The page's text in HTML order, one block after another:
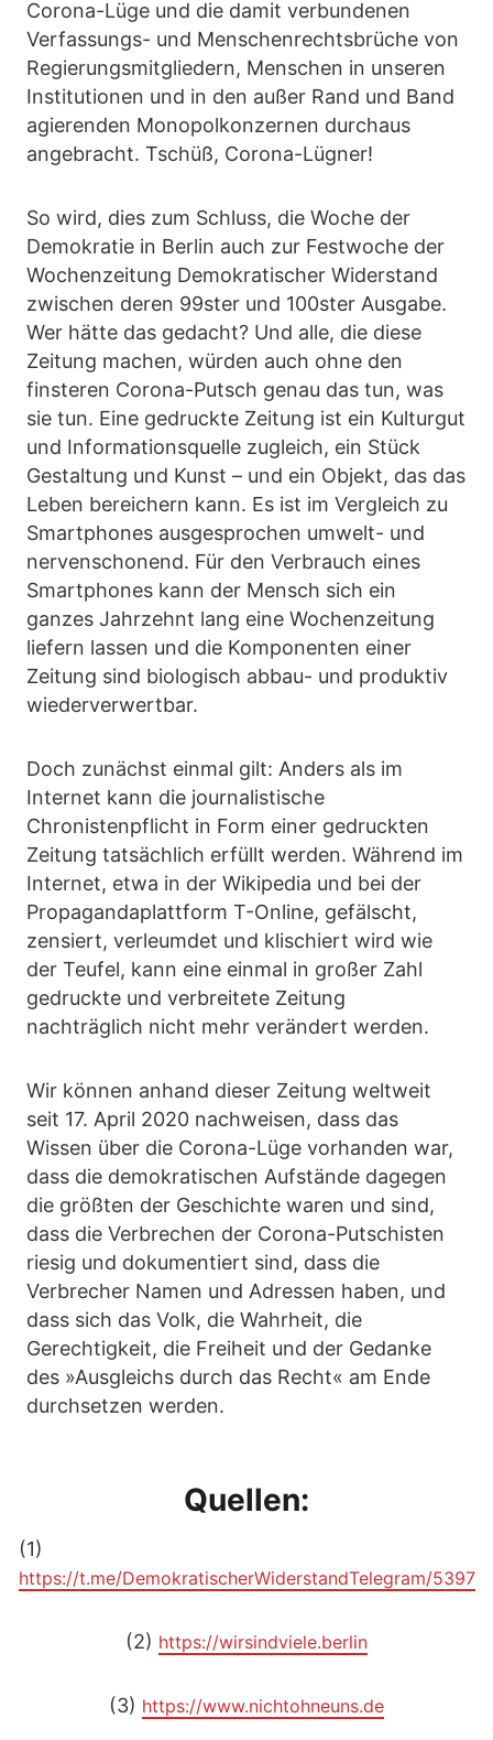
Corona-Lüge und die damit verbundenen
Verfassungs- und Menschenrechtsbrüche von
Regierungsmitgliedern, Menschen in unseren
Institutionen und in den außer Rand und Band
agierenden Monopolkonzernen durchaus
angebracht. Tschüß, Corona-Lügner!
So wird, dies zum Schluss, die Woche der
Demokratie in Berlin auch zur Festwoche der
Wochenzeitung Demokratischer Widerstand
zwischen deren 99ster und 100ster Ausgabe.
Wer hätte das gedacht? Und alle, die diese
Zeitung machen, würden auch ohne den
finsteren Corona-Putsch genau das tun, was
sie tun. Eine gedruckte Zeitung ist ein Kulturgut
und Informationsquelle zugleich, ein Stück
Gestaltung und Kunst – und ein Objekt, das das
Leben bereichern kann. Es ist im Vergleich zu
Smartphones ausgesprochen umwelt- und
nervenschonend. Für den Verbrauch eines
Smartphones kann der Mensch sich ein
ganzes Jahrzehnt lang eine Wochenzeitung
liefern lassen und die Komponenten einer
Zeitung sind biologisch abbau- und produktiv
wiederverwertbar.
Doch zunächst einmal gilt: Anders als im
Internet kann die journalistische
Chronistenpflicht in Form einer gedruckten
Zeitung tatsächlich erfüllt werden. Während im
Internet, etwa in der Wikipedia und bei der
Propagandaplattform T-Online, gefälscht,
zensiert, verleumdet und klischiert wird wie
der Teufel, kann eine einmal in großer Zahl
gedruckte und verbreitete Zeitung
nachträglich nicht mehr verändert werden.
Wir können anhand dieser Zeitung weltweit
seit 17. April 2020 nachweisen, dass das
Wissen über die Corona-Lüge vorhanden war,
dass die demokratischen Aufstände dagegen
die größten der Geschichte waren und sind,
dass die Verbrechen der Corona-Putschisten
riesig und dokumentiert sind, dass die
Verbrecher Namen und Adressen haben, und
dass sich das Volk, die Wahrheit, die
Gerechtigkeit, die Freiheit und der Gedanke
des »Ausgleichs durch das Recht« am Ende
durchsetzen werden.
Quellen:
(1)
https://t.me/DemokratischerWiderstandTelegram/5397
(2) https://wirsindviele.berlin
(3) https://www.nichtohneuns.de